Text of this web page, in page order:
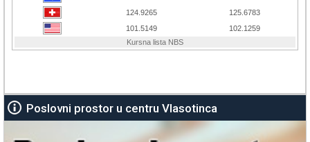
Poslovni prostor u centru Vlasotinca